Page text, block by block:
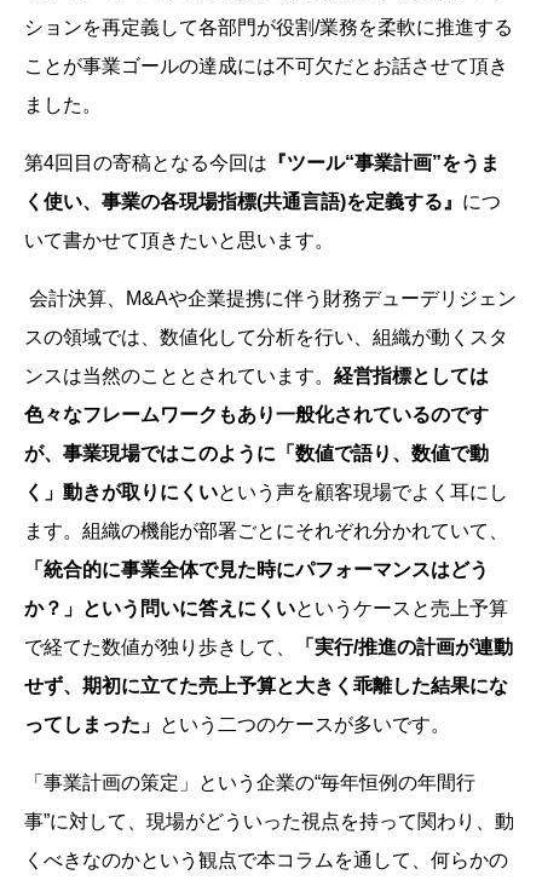
ションを再定義して各部門が役割/業務を柔軟に推進する
ことが事業ゴールの達成には不可欠だとお話させて頂き
ました。
第4回目の寄稿となる今回は 『ツール“事業計画”をうま
く使い、事業の各現場指標(共通言語)を定義する』 につ
いて書かせて頂きたいと思います。
会計決算、M&Aや企業提携に伴う財務デューデリジェン
スの領域では、数値化して分析を行い、組織が動くスタ
ンスは当然のこととされています。 経営指標としては
色々なフレームワークもあり一般化されているのです
が、事業現場ではこのように「数値で語り、数値で動
く」動きが取りにくいという声を顧客現場でよく耳にし
ます。組織の機能が部署ごとにそれぞれ分かれていて、
「統合的に事業全体で見た時にパフォーマンスはどう
か？」という問いに答えにくいというケースと売上予算
で経てた数値が独り歩きして、
「実行/推進の計画が連動
せず、期初に立てた売上予算と大きく乖離した結果にな
ってしまった」 という二つのケースが多いです。
「事業計画の策定」という企業の“毎年恒例の年間行
事”に対して、現場がどういった視点を持って関わり、動
くべきなのかという観点で本コラムを通して、何らかの